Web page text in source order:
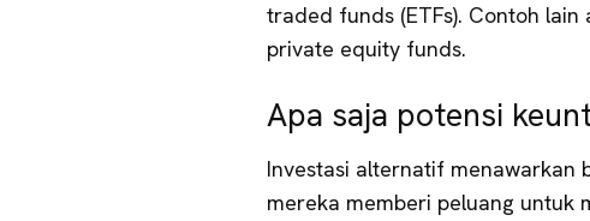
traded funds (ETFs). Contoh
private equity funds.
Apa saja potensi
Investasi alternatif menawarkan
mereka memberi peluang untuk